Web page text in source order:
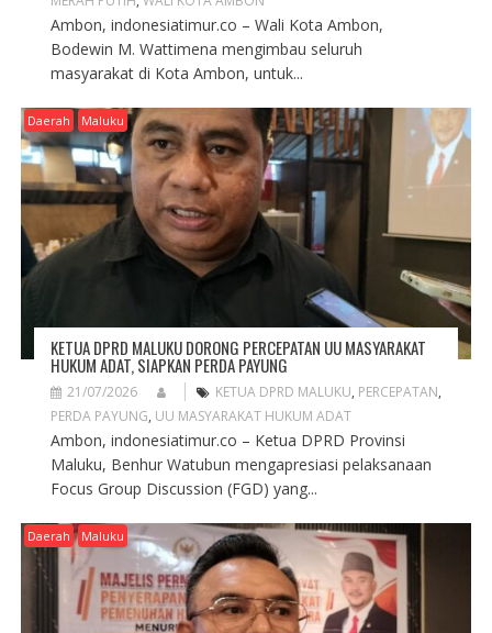
Ambon, indonesiatimur.co – Wali Kota Ambon,
Bodewin M. Wattimena mengimbau seluruh
masyarakat di Kota Ambon, untuk...
Daerah Maluku
KETUA DPRD MALUKU DORONG PERCEPATAN UU MASYARAKAT
HUKUM ADAT, SIAPKAN PERDA PAYUNG
21/07/2026 KETUA DPRD MALUKU, PERCEPATAN,
PERDA PAYUNG, UU MASYARAKAT HUKUM ADAT
Ambon, indonesiatimur.co – Ketua DPRD Provinsi
Maluku, Benhur Watubun mengapresiasi pelaksanaan
Focus Group Discussion (FGD) yang...
Daerah Maluku